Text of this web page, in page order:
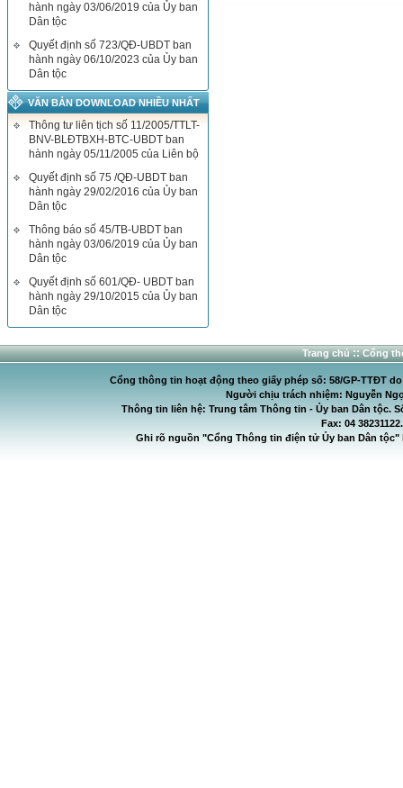
hành ngày 03/06/2019 của Ủy ban
Dân tộc
Quyết định số 723/QĐ-UBDT ban
hành ngày 06/10/2023 của Ủy ban
Dân tộc
VĂN BẢN DOWNLOAD NHIỀU NHẤT
Thông tư liên tịch số 11/2005/TTLT-
BNV-BLĐTBXH-BTC-UBDT ban
hành ngày 05/11/2005 của Liên bộ
Quyết định số 75 /QĐ-UBDT ban
hành ngày 29/02/2016 của Ủy ban
Dân tộc
Thông báo số 45/TB-UBDT ban
hành ngày 03/06/2019 của Ủy ban
Dân tộc
Quyết định số 601/QĐ- UBDT ban
hành ngày 29/10/2015 của Ủy ban
Dân tộc
Trang chủ:: Cổng
Cổng thông tin hoạt động theo giấy phép số: 58/GP-TTĐT
Người chịu trách nhiệm: Nguyễn
Thông tin liên hệ: Trung tâm Thông tin - Ủy ban Dân tộc.
Fax: 04
Ghi rõ nguồn "Cổng Thông tin điện tử Ủy ban Dân